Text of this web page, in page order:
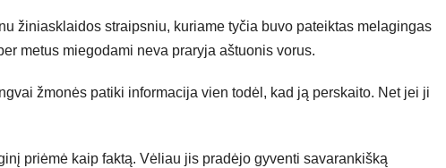
žiniasklaidos straipsniu, kuriame tyčia buvo pateiktas melagingas
metus miegodami neva praryja aštuonis vorus.
žmonės patiki informacija vien todėl, kad ją perskaito. Net jei ji
priėmė kaip faktą. Vėliau jis pradėjo gyventi savarankišką